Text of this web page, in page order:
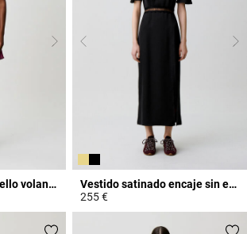
Vestido satinado cuello volante
Vestido satinado encaje sin espalda
255 €